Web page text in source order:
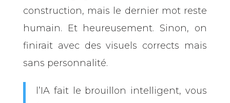
construction, mais le dernier mot reste
humain. Et heureusement. Sinon, on
finirait avec des visuels corrects mais
sans personnalité.
l’IA fait le brouillon intelligent, vous